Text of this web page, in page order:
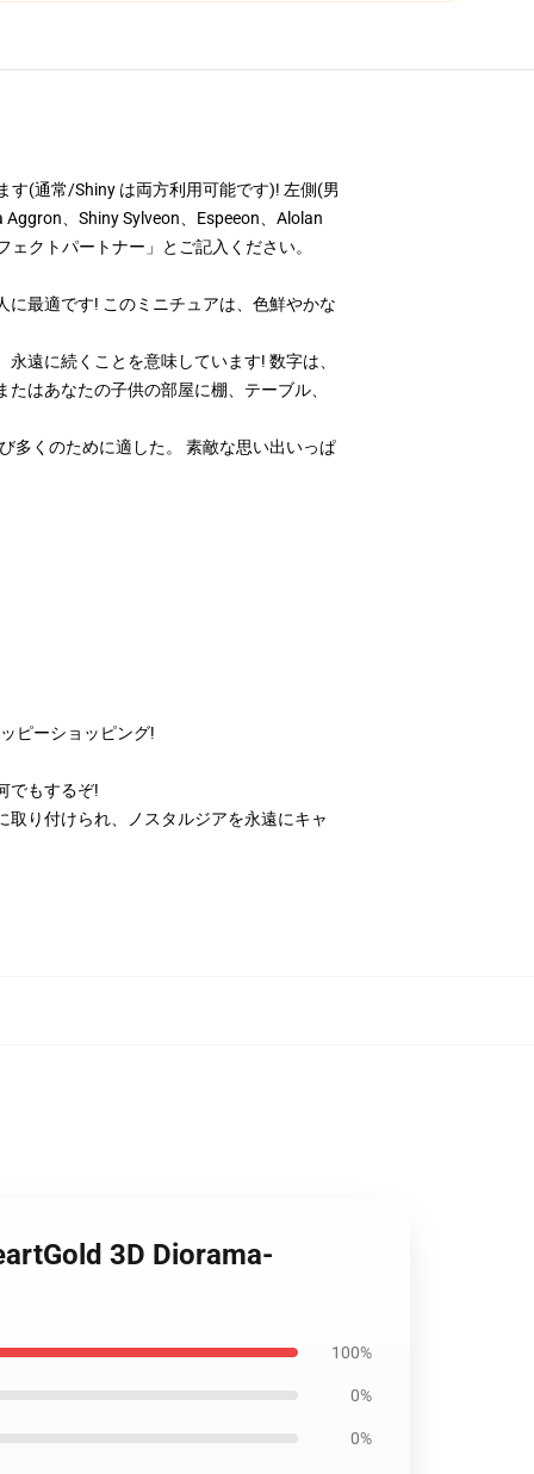
す(通常/Shiny は両方利用可能です)! 左側(男
、Shiny Sylveon、Espeeon、Alolan
クトパートナー」とご記入ください。
最適です! このミニチュアは、色鮮やかな
遠に続くことを意味しています! 数字は、
はあなたの子供の部屋に棚、テーブル、
多くのために適した。 素敵な思い出いっぱ
ピーショッピング!
でもするぞ!
り付けられ、ノスタルジアを永遠にキャ
3D Diorama-
100%
0%
0%